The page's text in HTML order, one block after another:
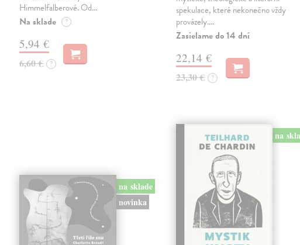
Himmelfalberové. Od…
Na sklade ?
5,94 €
6,60 € ?
spekulace, které nekonečno vždy
provázely.…
Zasielame do 14 dní
22,14 €
23,30 € ?
na sklade
novinka
na